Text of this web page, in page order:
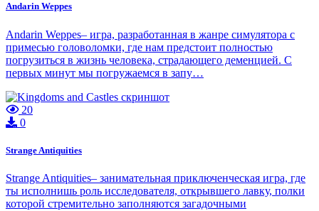
Andarin Weppes
Andarin Weppes– игра, разработанная в жанре симулятора с
примесью головоломки, где нам предстоит полностью
погрузиться в жизнь человека, страдающего деменцией. С
первых минут мы погружаемся в запу…
20
0
Strange Antiquities
Strange Antiquities– занимательная приключенческая игра, где
ты исполнишь роль исследователя, открывшего лавку, полки
которой стремительно заполняются загадочными